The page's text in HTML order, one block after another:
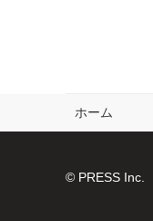
ホーム
© PRESS Inc.